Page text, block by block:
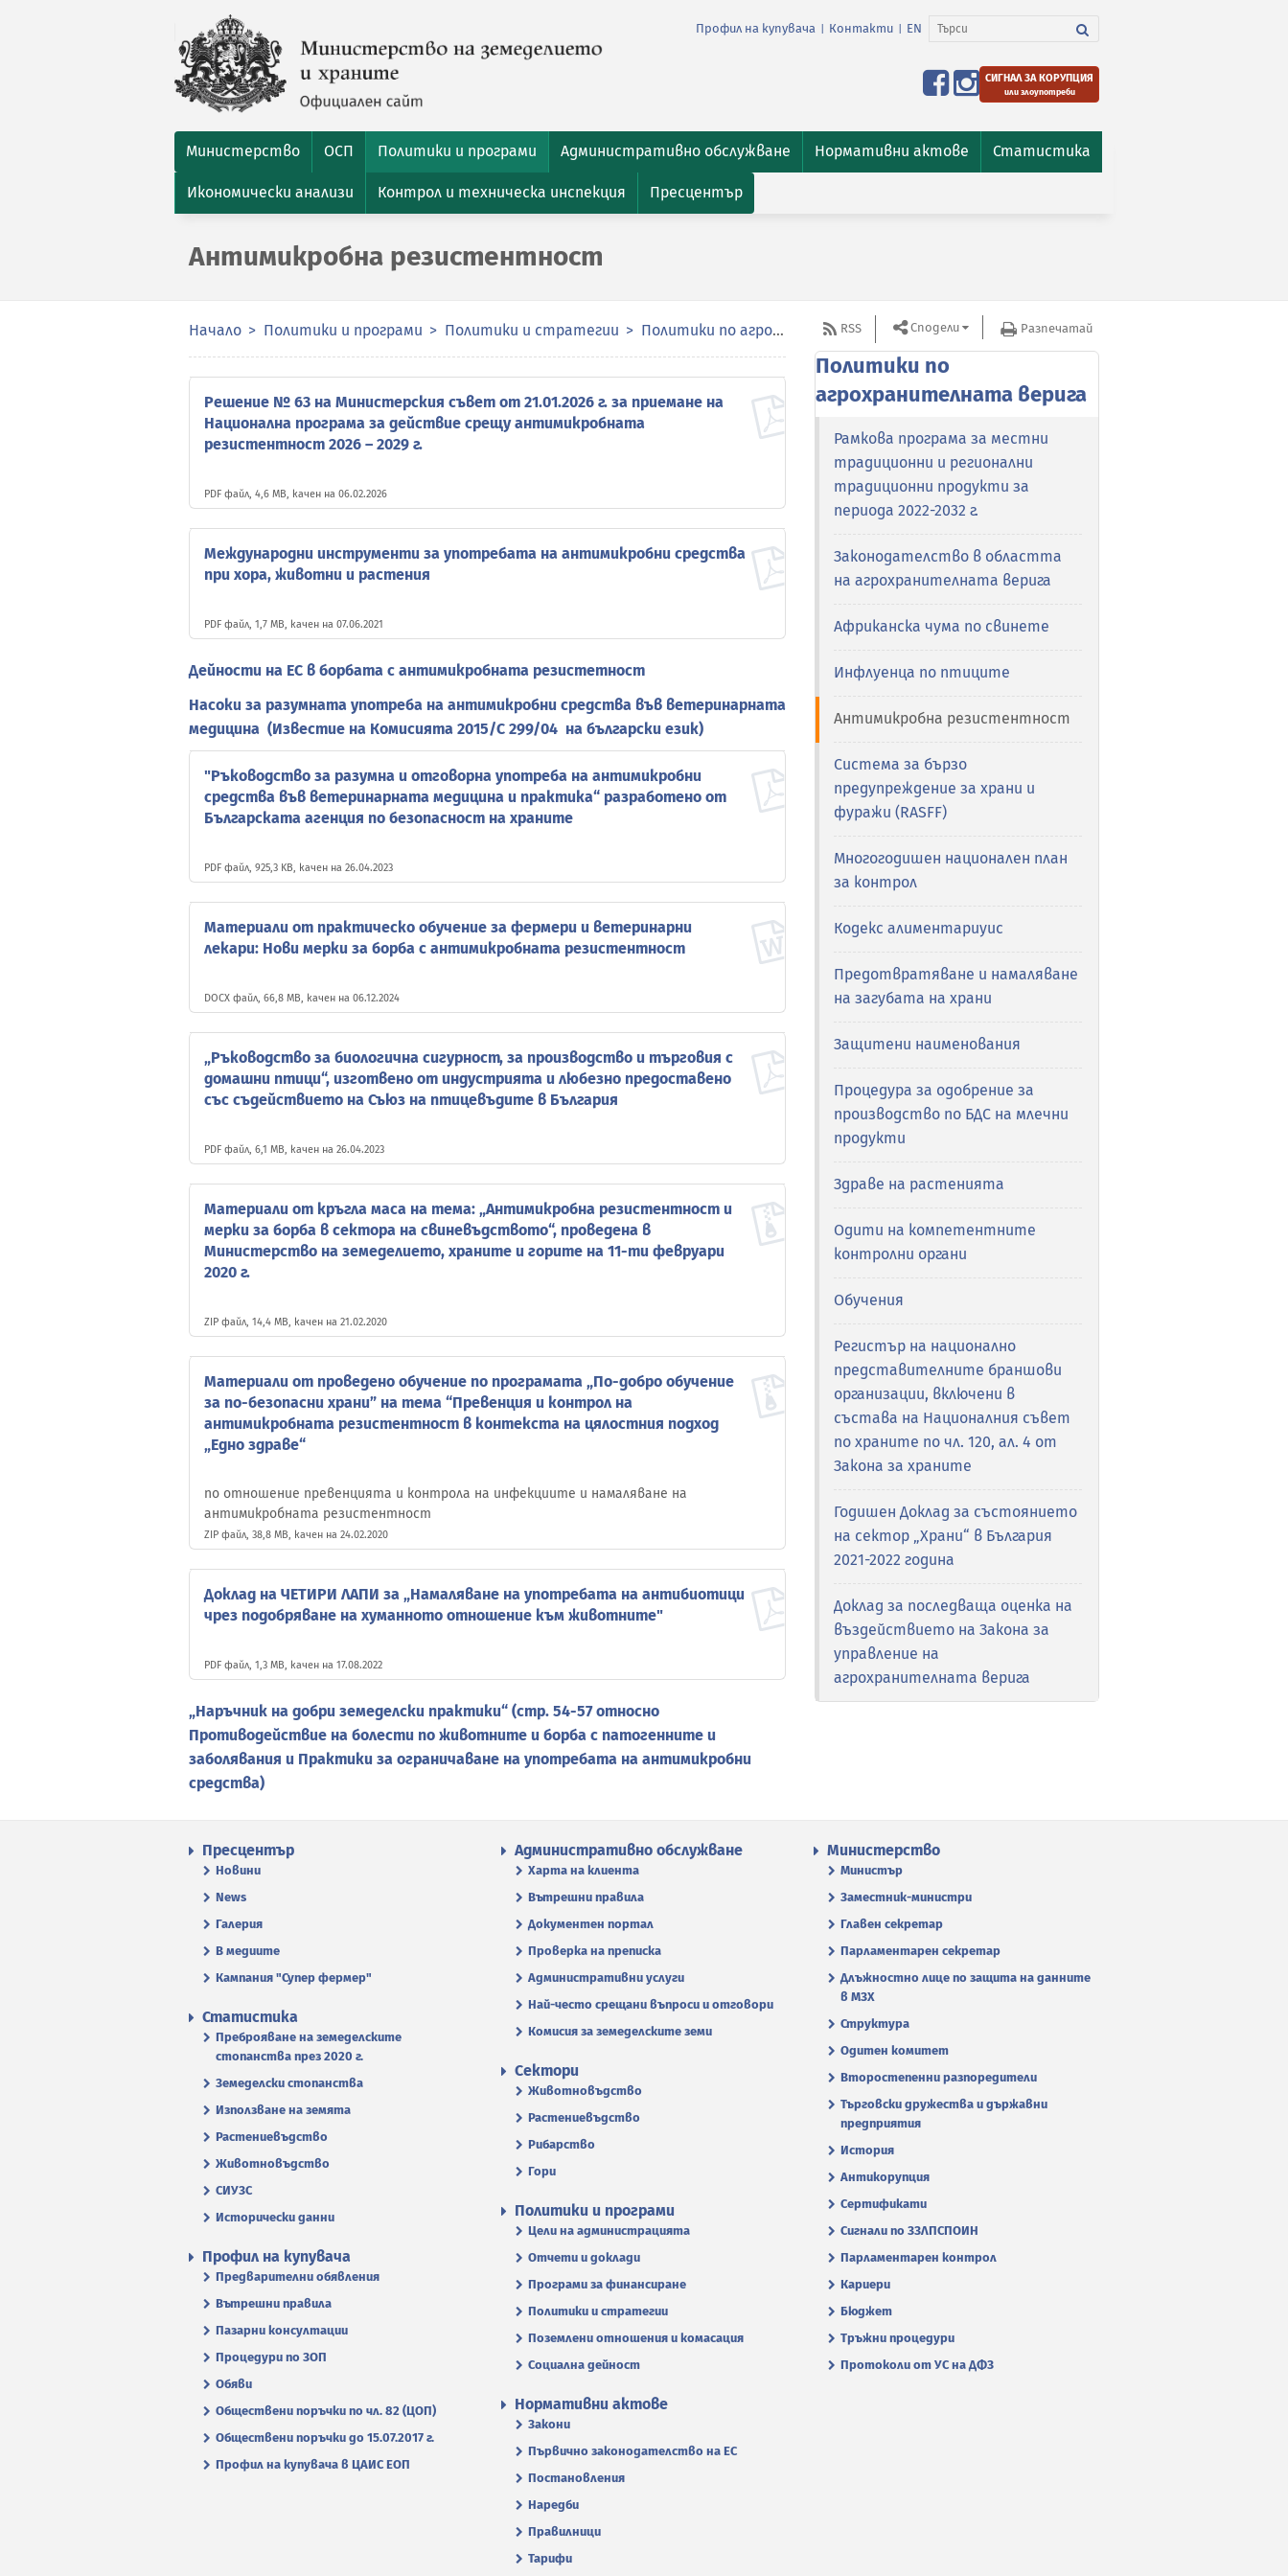
Профил на купувача Контакти EN
СИГНАЛ ЗА КОРУПЦИЯ
или злоупотреби
Министерство ОСП Политики и програми Административно обслужване Нормативни актове Статистика
Икономически анализи Контрол и техническа инспекция Пресцентър
Антимикробна резистентност
Начало Политики и програми Политики и стратегии Политики по агрохранителната верига
Решение № 63 на Министерския съвет от 21.01.2026 г. за приемане на
Национална програма за действие срещу антимикробната
резистентност 2026 – 2029 г.
PDF файл, 4,6 MB, качен на 06.02.2026
Международни инструменти за употребата на антимикробни средства
при хора, животни и растения
PDF файл, 1,7 MB, качен на 07.06.2021
Дейности на ЕС в борбата с антимикробната резистетност
Насоки за разумната употреба на антимикробни средства във ветеринарната
медицина (Известие на Комисията 2015/C 299/04 на български език)
"Ръководство за разумна и отговорна употреба на антимикробни
средства във ветеринарната медицина и практика“ разработено от
Българската агенция по безопасност на храните
PDF файл, 925,3 KB, качен на 26.04.2023
Материали от практическо обучение за фермери и ветеринарни
лекари: Нови мерки за борба с антимикробната резистентност
DOCX файл, 66,8 MB, качен на 06.12.2024
„Ръководство за биологична сигурност, за производство и търговия с
домашни птици“, изготвено от индустрията и любезно предоставено
със съдействието на Съюз на птицевъдите в България
PDF файл, 6,1 MB, качен на 26.04.2023
Материали от кръгла маса на тема: „Антимикробна резистентност и
мерки за борба в сектора на свиневъдството“, проведена в
Министерство на земеделието, храните и горите на 11-ти февруари
2020 г.
ZIP файл, 14,4 MB, качен на 21.02.2020
Материали от проведено обучение по програмата „По-добро обучение
за по-безопасни храни” на тема “Превенция и контрол на
антимикробната резистентност в контекста на цялостния подход
„Едно здраве“
по отношение превенцията и контрола на инфекциите и намаляване на
антимикробната резистентност
ZIP файл, 38,8 MB, качен на 24.02.2020
Доклад на ЧЕТИРИ ЛАПИ за „Намaляване на употребата на антибиотици
чрез подобряване на хуманното отношение към животните"
PDF файл, 1,3 MB, качен на 17.08.2022
„Наръчник на добри земеделски практики“ (стр. 54-57 относно
Противодействие на болести по животните и борба с патогенните и
заболявания и Практики за ограничаване на употребата на антимикробни
средства)
RSS Сподели Разпечатай
Политики по
агрохранителната верига
Рамкова програма за местни
традиционни и регионални
традиционни продукти за
периода 2022-2032 г.
Законодателство в областта
на агрохранителната верига
Африканска чума по свинете
Инфлуенца по птиците
Антимикробна резистентност
Система за бързо
предупреждение за храни и
фуражи (RASFF)
Многогодишен национален план
за контрол
Кодекс алиментариуис
Предотвратяване и намаляване
на загубата на храни
Защитени наименования
Процедура за одобрение за
производство по БДС на млечни
продукти
Здраве на растенията
Одити на компетентните
контролни органи
Обучения
Регистър на национално
представителните браншови
организации, включени в
състава на Националния съвет
по храните по чл. 120, ал. 4 от
Закона за храните
Годишен Доклад за състоянието
на сектор „Храни“ в България
2021-2022 година
Доклад за последваща оценка на
въздействието на Закона за
управление на
агрохранителната верига
Пресцентър
Новини
News
Галерия
В медиите
Кампания "Супер фермер"
Административно обслужване
Харта на клиента
Вътрешни правила
Документен портал
Проверка на преписка
Административни услуги
Най-често срещани въпроси и отговори
Комисия за земеделските земи
Министерство
Министър
Заместник-министри
Главен секретар
Парламентарен секретар
Длъжностно лице по защита на данните
в МЗХ
Структура
Одитен комитет
Второстепенни разпоредители
Търговски дружества и държавни
предприятия
История
Антикорупция
Сертификати
Сигнали по ЗЗЛПСПОИН
Парламентарен контрол
Кариери
Бюджет
Тръжни процедури
Протоколи от УС на ДФЗ
Статистика
Преброяване на земеделските
стопанства през 2020 г.
Земеделски стопанства
Използване на земята
Растениевъдство
Животновъдство
СИУЗС
Исторически данни
Сектори
Животновъдство
Растениевъдство
Рибарство
Гори
Политики и програми
Цели на администрацията
Отчети и доклади
Програми за финансиране
Политики и стратегии
Поземлени отношения и комасация
Социална дейност
Профил на купувача
Предварителни обявления
Вътрешни правила
Пазарни консултации
Процедури по ЗОП
Обяви
Обществени поръчки по чл. 82 (ЦОП)
Обществени поръчки до 15.07.2017 г.
Профил на купувача в ЦАИС ЕОП
Нормативни актове
Закони
Първично законодателство на ЕС
Постановления
Наредби
Правилници
Тарифи